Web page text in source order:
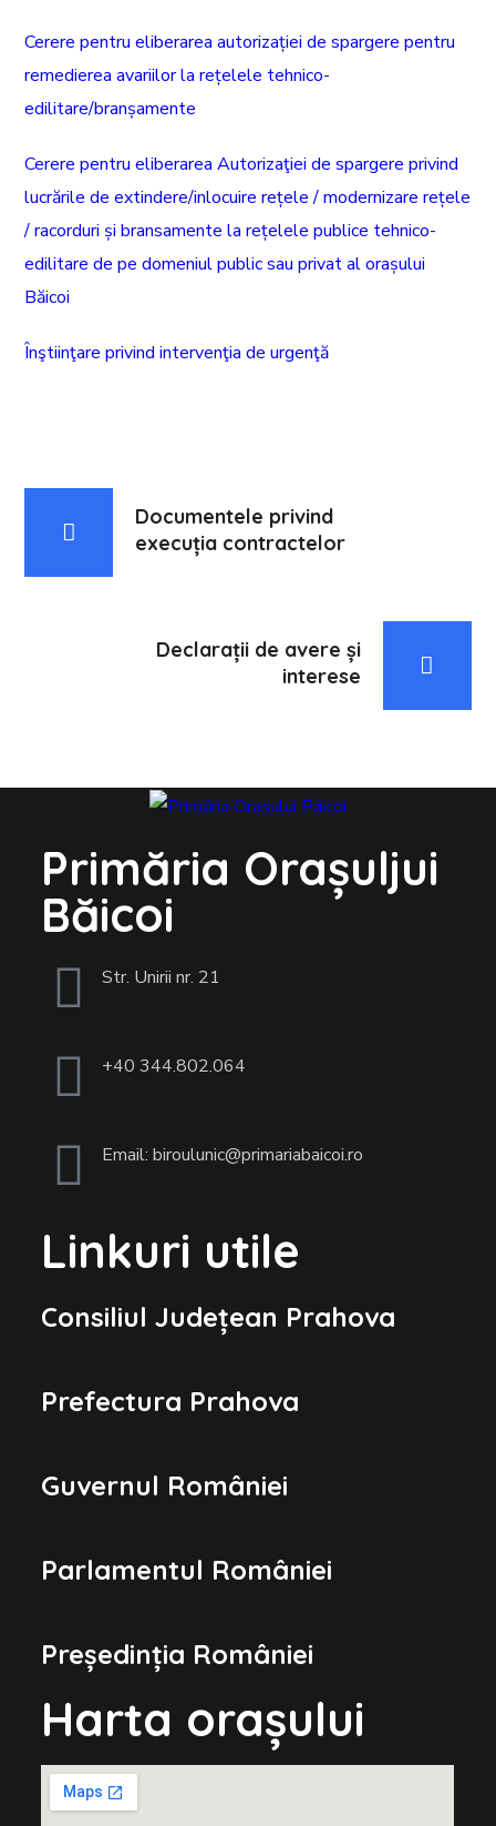
Cerere pentru eliberarea autorizației de spargere pentru
remedierea avariilor la rețelele tehnico-
edilitare/branșamente
Cerere pentru eliberarea Autorizaţiei de spargere privind
lucrările de extindere/inlocuire rețele / modernizare rețele
/ racorduri și bransamente la rețelele publice tehnico-
edilitare de pe domeniul public sau privat al orașului
Băicoi
Înştiinţare privind intervenţia de urgenţă
Documentele privind
execuția contractelor
Declarații de avere și
interese
Primăria Orașuljui
Băicoi
Str. Unirii nr. 21
+40 344.802.064
Email: biroulunic@primariabaicoi.ro
Linkuri utile
Consiliul Județean Prahova
Prefectura Prahova
Guvernul României
Parlamentul României
Președinția României
Harta orașului